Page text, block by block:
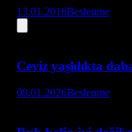
13.01.2016Beslenme
Ceviz yaşlılıkta
08.01.2026Beslenme